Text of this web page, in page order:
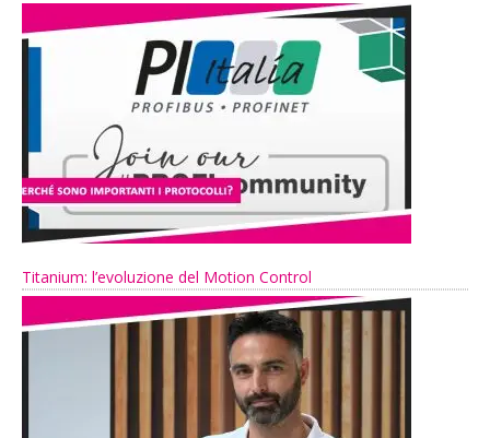
Titanium: l’evoluzione del Motion Control